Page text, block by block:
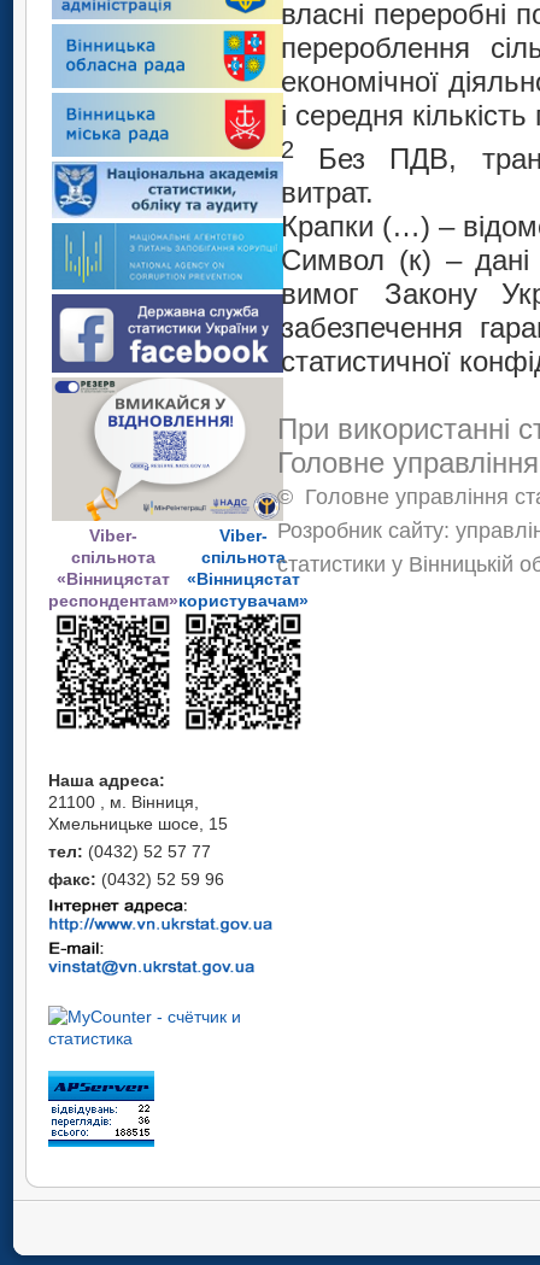
Viber-
спільнота
«Вінницястат
респондентам»
Viber-
спільнота
«Вінницястат
користувачам»
Наша адреса:
21100 , м. Вінниця,
Хмельницьке шосе, 15
тел: (0432) 52 57 77
факс: (0432) 52 59 96
власні переробні
перероблення
економічної
і середня
2
Без ПДВ,
витрат.
Крапки (…) –
Символ (к) –
вимог Закону
забезпечення
статистичної
При використанні
Головне
© Головне управління
Розробник сайту:
статистики у Вінницькій